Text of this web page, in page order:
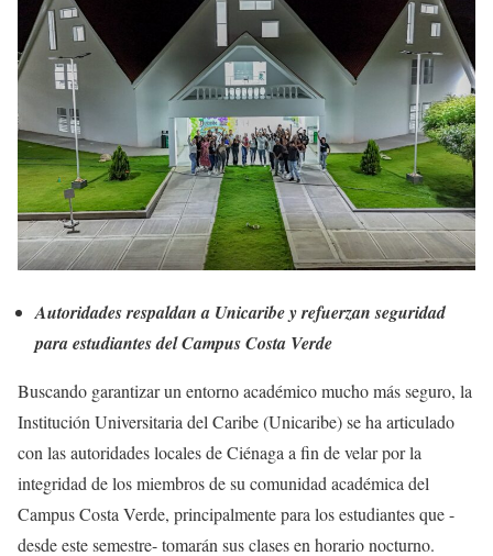
Autoridades respaldan a Unicaribe y refuerzan seguridad
para estudiantes del Campus Costa Verde
Buscando garantizar un entorno académico mucho más seguro, la
Institución Universitaria del Caribe (Unicaribe) se ha articulado
con las autoridades locales de Ciénaga a fin de velar por la
integridad de los miembros de su comunidad académica del
Campus Costa Verde, principalmente para los estudiantes que -
desde este semestre- tomarán sus clases en horario nocturno.